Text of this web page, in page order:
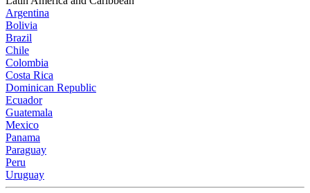
Argentina
Bolivia
Brazil
Chile
Colombia
Costa Rica
Dominican Republic
Ecuador
Guatemala
Mexico
Panama
Paraguay
Peru
Uruguay